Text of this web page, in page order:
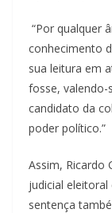
“Por qualquer
conhecimento
sua leitura em
fosse, valendo-
candidato da
poder político.”
Assim, Ricardo
judicial
sentença